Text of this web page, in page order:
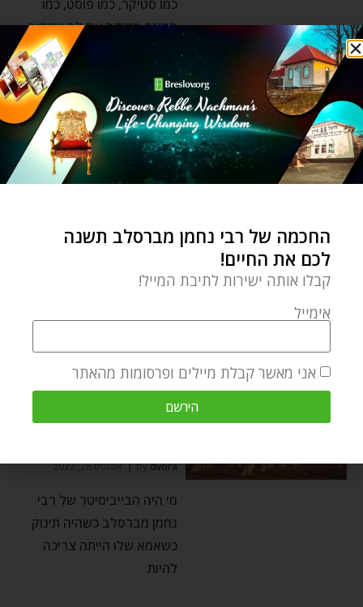
כמו סטיקר, כמו פוסט, כמו
תמונה מתוקה עם לב שכתוב
לידו 'פשוט לאהוב'. וואו,
השקפה וחכמה יהודית
אם אני כועס אני מפסיד
כסף?
שאפסיד כסף, ואני אפילו
גורם
רבי נחמן
bydvora אוגוסט 28, 2022
מי היה הבייביסיטר של רבי
נחמן מברסלב כשהיה תינוק
כשאמא שלו הייתה צריכה
להיות
החכמה של רבי נחמן מברסלב תשנה
לכם את החיים!
קבלו אותה ישירות לתיבת המייל!
אימייל
אני מאשר קבלת מיילים ופרסומות מהאתר
הירשם